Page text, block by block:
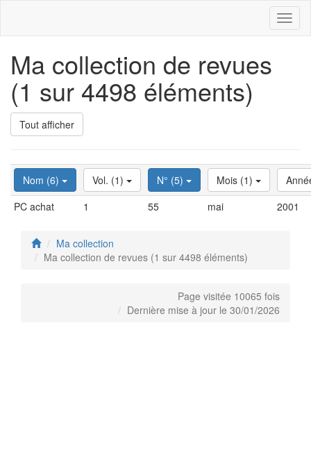
Ma collection de revues
(1 sur 4498 éléments)
Tout afficher
Nom (6) Vol. (1) N° (5) Mois (1)
PC achat
1 55 mai 2001
Ma collection
Ma collection de revues (1 sur 4498 éléments)
Page visitée 10065 fois
Dernière mise à jour le 30/01/2026